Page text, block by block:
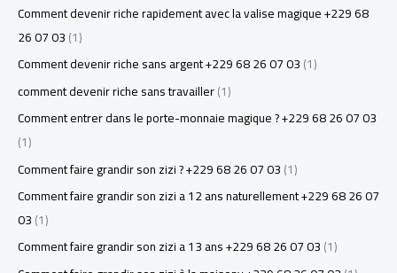
Comment devenir riche rapidement avec la valise magique +229 68
26 07 03(1)
Comment devenir riche sans argent +229 68 26 07 03(1)
comment devenir riche sans travailler(1)
Comment entrer dans le porte-monnaie magique ? +229 68 26 07 03
(1)
Comment faire grandir son zizi ? +229 68 26 07 03(1)
Comment faire grandir son zizi a 12 ans naturellement +229 68 26 07
03(1)
Comment faire grandir son zizi a 13 ans +229 68 26 07 03(1)